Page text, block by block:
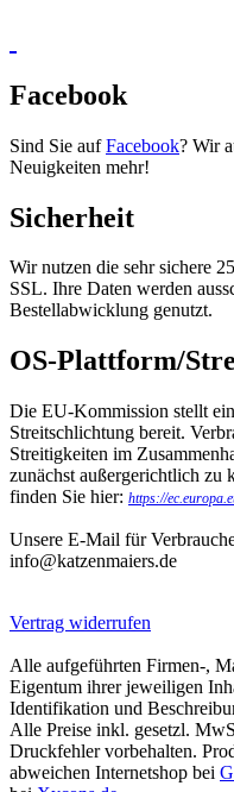
Facebook
Sind Sie aufFacebook? Wir
Neuigkeiten mehr!
Sicherheit
Wir nutzen die sehr sichere
SSL. Ihre Daten werden
Bestellabwicklung genutzt.
OS-Plattform/
Die EU-Kommission stellt
Streitschlichtung bereit.
Streitigkeiten im
zunächst außergerichtlich zu
finden Sie hier: https://
Unsere E-Mail für
info@katzenmaiers.de
Vertrag widerrufen
Alle aufgeführten Firmen-,
Eigentum ihrer jeweiligen
Identifikation und
Alle Preise inkl. gesetzl.
Druckfehler vorbehalten.
abweichen Internetshop bei